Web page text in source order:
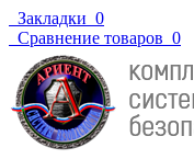
Закладки 0
Сравнение товаров 0